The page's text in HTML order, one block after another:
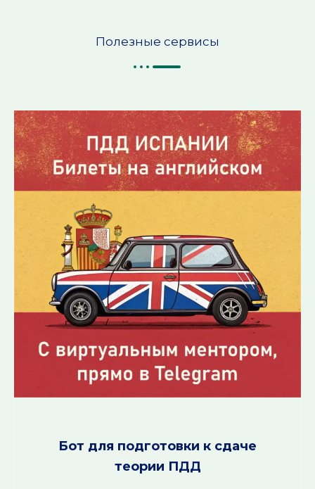
Полезные сервисы
Бот для подготовки к сдаче
теории ПДД